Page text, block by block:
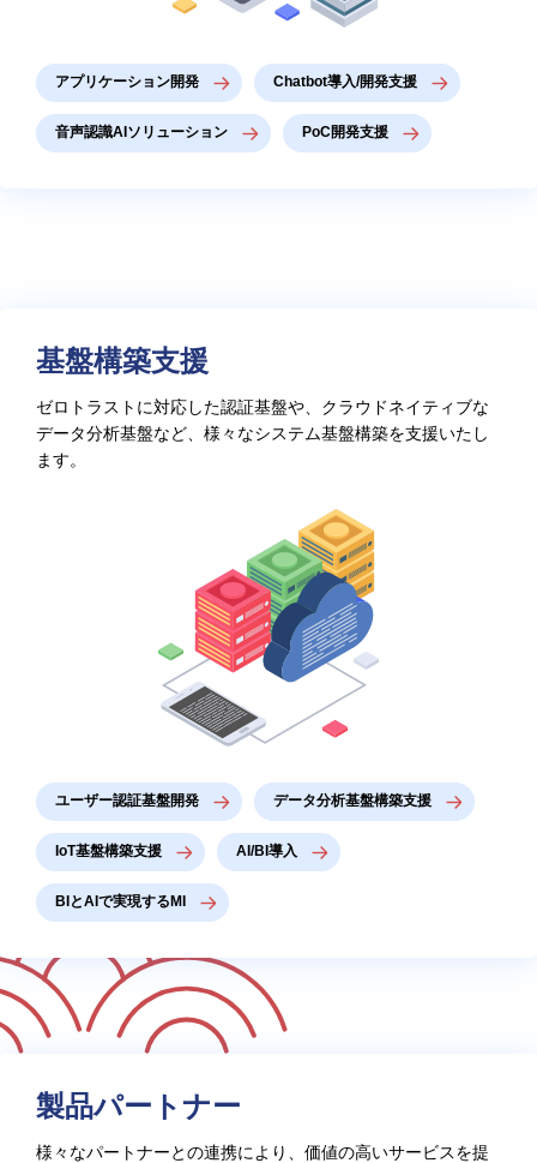
アプリケーション開発 Chatbot導入/開発支援
音声認識AIソリューション PoC開発支援
基盤構築支援
ゼロトラストに対応した認証基盤や、クラウドネイティブな
データ分析基盤など、様々なシステム基盤構築を支援いたし
ます。
ユーザー認証基盤開発 データ分析基盤構築支援
IoT基盤構築支援 AI/BI導入
BIとAIで実現するMI
製品パートナー
様々なパートナーとの連携により、価値の高いサービスを提